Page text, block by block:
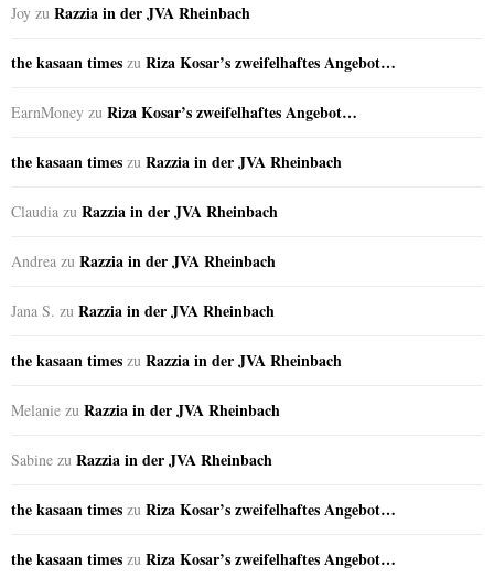
Joy zu Razzia in der JVA Rheinbach
the kasaan times zu Riza Kosar’s zweifelhaftes Angebot…
EarnMoney zu Riza Kosar’s zweifelhaftes Angebot…
the kasaan times zu Razzia in der JVA Rheinbach
Claudia zu Razzia in der JVA Rheinbach
Andrea zu Razzia in der JVA Rheinbach
Jana S. zu Razzia in der JVA Rheinbach
the kasaan times zu Razzia in der JVA Rheinbach
Melanie zu Razzia in der JVA Rheinbach
Sabine zu Razzia in der JVA Rheinbach
the kasaan times zu Riza Kosar’s zweifelhaftes Angebot…
the kasaan times zu Riza Kosar’s zweifelhaftes Angebot…